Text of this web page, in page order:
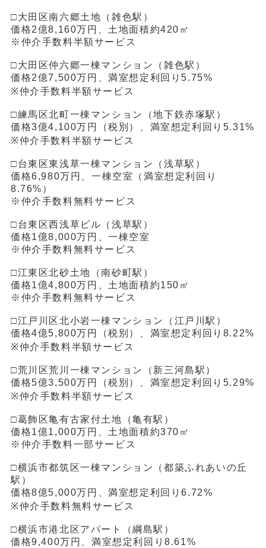
□大田区南六郷土地（雑色駅）
価格2億8,160万円、土地面積約420㎡
※仲介手数料半額サービス
□大田区仲六郷一棟マンション（雑色駅）
価格2億7,500万円、満室想定利回り5.75%
※仲介手数料半額サービス
□練馬区北町一棟マンション（地下鉄赤塚駅）
価格3億4,100万円（税別）、満室想定利回り5.31%
※仲介手数料半額サービス
□台東区東浅草一棟マンション（浅草駅）
価格6,980万円、一棟空室（満室想定利回り
8.76%）
※仲介手数料無料サービス
□台東区西浅草ビル（浅草駅）
価格1億8,000万円、一棟空室
※仲介手数料無料サービス
□江東区北砂土地（南砂町駅）
価格1億4,800万円、土地面積約150㎡
※仲介手数料無料サービス
□江戸川区北小岩一棟マンション（江戸川駅）
価格4億5,800万円（税別）、満室想定利回り8.22%
※仲介手数料半額サービス
□荒川区荒川一棟マンション（新三河島駅）
価格5億3,500万円（税別）、満室想定利回り5.29%
※仲介手数料半額サービス
□葛飾区亀有古家付土地（亀有駅）
価格1億1,000万円、土地面積約370㎡
※仲介手数料一部サービス
□横浜市都筑区一棟マンション（都築ふれあいの丘
駅）
価格8億5,000万円、満室想定利回り6.72%
※仲介手数料無料サービス
□横浜市港北区アパート（綱島駅）
価格9,400万円、満室想定利回り8.61%